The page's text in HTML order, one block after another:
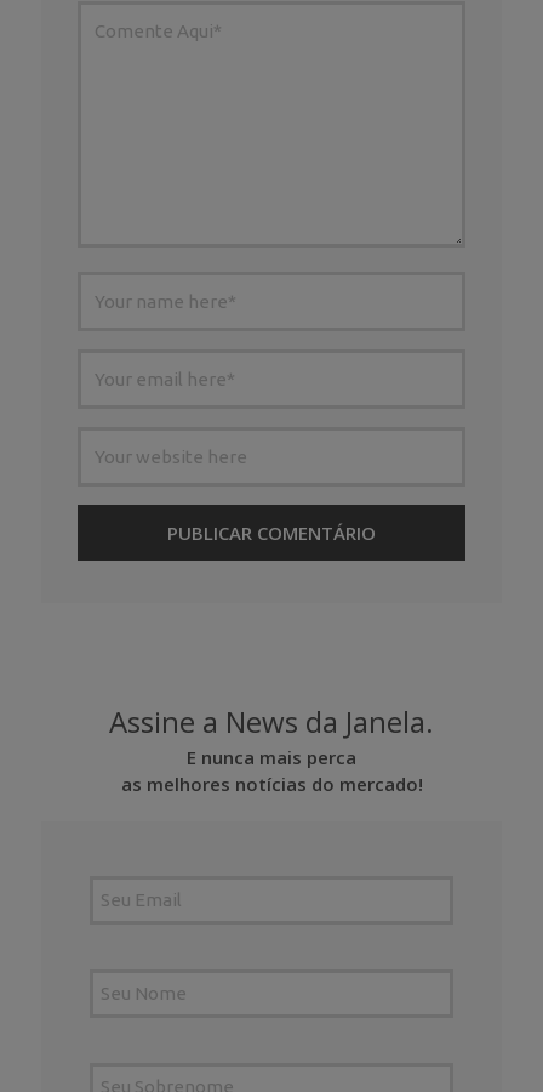
Assine a News da Janela.
E nunca mais perca
as melhores notícias do mercado!